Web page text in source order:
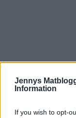
Jennys
Information
If you wish to opt-